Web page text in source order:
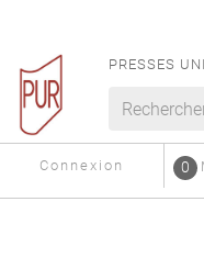
PRESSES
Connexion 0